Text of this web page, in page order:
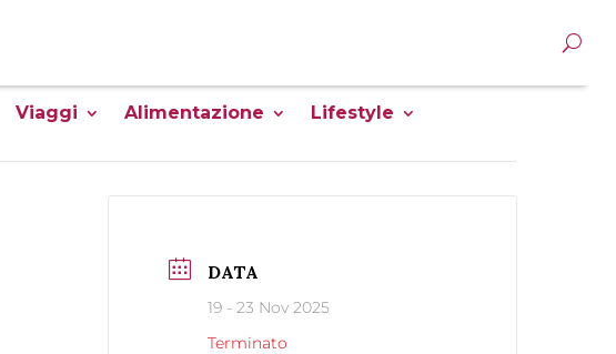
Viaggi Alimentazione Lifestyle
DATA
19 - 23 Nov 2025
Terminato